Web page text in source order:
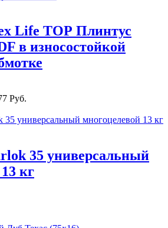
Life TOP Плинтус
в износостойкой
Руб.
876 Руб.
35 универсальный
кг